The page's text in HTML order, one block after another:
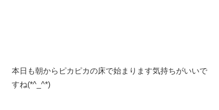
本日も朝からピカピカの床で始まります気持ちがいいで
すね(*^_^*)